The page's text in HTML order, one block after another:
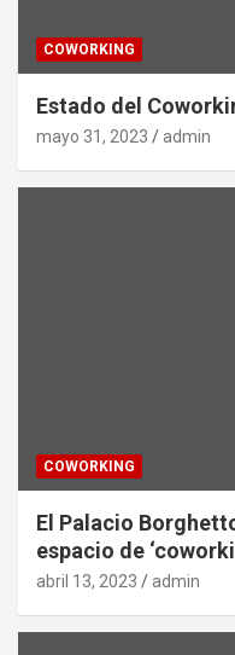
COWORKING
Estado del
mayo 31, 2023 admin
COWORKING
El Palacio
espacio de
abril 13, 2023 admin